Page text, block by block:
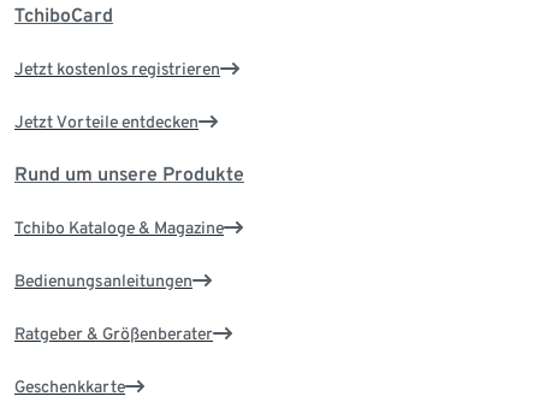
TchiboCard
Jetzt kostenlos registrieren
Jetzt Vorteile entdecken
Rund um unsere Produkte
Tchibo Kataloge & Magazine
Bedienungsanleitungen
Ratgeber & Größenberater
Geschenkkarte